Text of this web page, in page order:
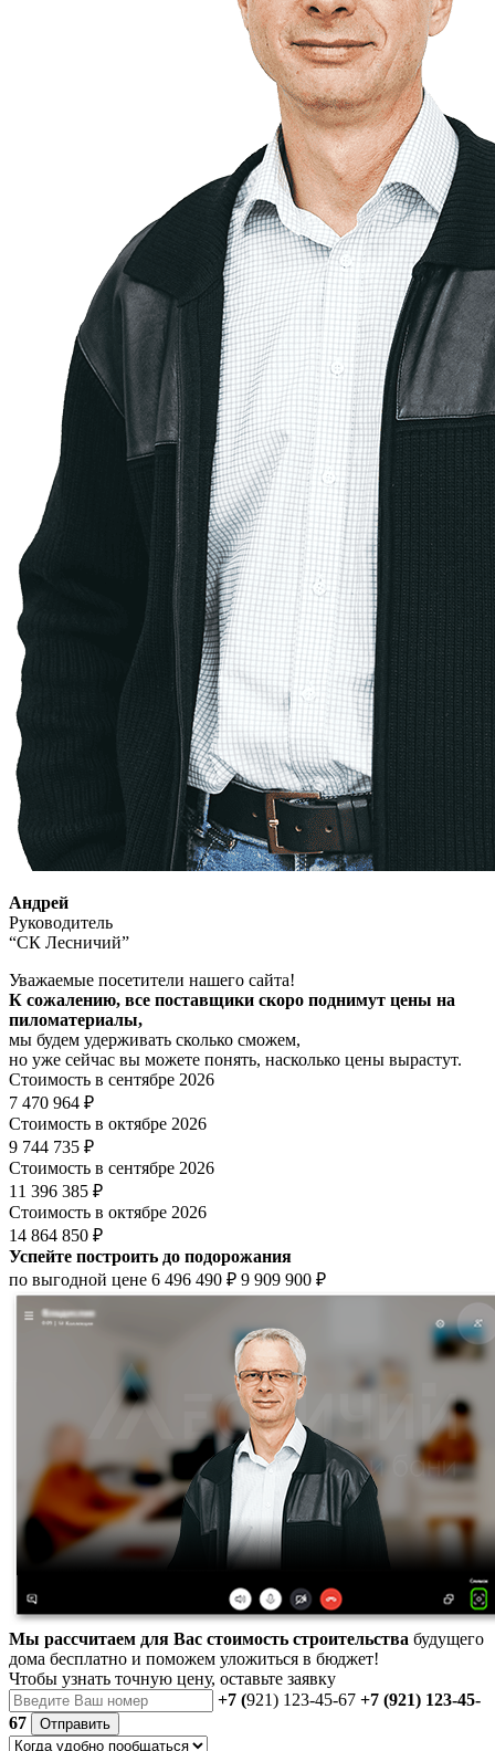
Андрей
Руководитель
“СК Лесничий”
Уважаемые посетители нашего сайта!
К сожалению, все поставщики скоро поднимут цены на
пиломатериалы,
мы будем удерживать сколько сможем,
но уже сейчас вы можете понять, насколько цены вырастут.
Стоимость в сентябре 2026
7 470 964 ₽
Стоимость в октябре 2026
9 744 735 ₽
Стоимость в сентябре 2026
11 396 385 ₽
Стоимость в октябре 2026
14 864 850 ₽
Успейте построить до подорожания
по выгодной цене 6 496 490 ₽ 9 909 900 ₽
Мы рассчитаем для Вас стоимость строительства будущего
дома бесплатно и поможем уложиться в бюджет!
Чтобы узнать точную цену, оставьте заявку
+7 (921) 123-45-67 +7 (921) 123-45-
67
Отправить